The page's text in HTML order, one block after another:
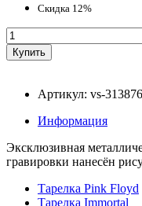
Скидка 12%
Артикул: vs-313876
Информация
Эксклюзивная
гравировки нанесён
Тарелка Pink Floyd
Тарелка Immortal